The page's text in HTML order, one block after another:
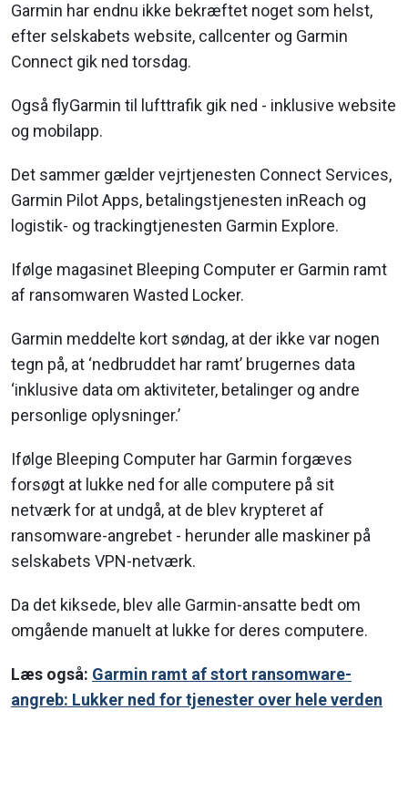
Garmin har endnu ikke bekræftet noget som helst,
efter selskabets website, callcenter og Garmin
Connect gik ned torsdag.
Også flyGarmin til lufttrafik gik ned - inklusive website
og mobilapp.
Det sammer gælder vejrtjenesten Connect Services,
Garmin Pilot Apps, betalingstjenesten inReach og
logistik- og trackingtjenesten Garmin Explore.
Ifølge magasinet Bleeping Computer er Garmin ramt
af ransomwaren Wasted Locker.
Garmin meddelte kort søndag, at der ikke var nogen
tegn på, at ‘nedbruddet har ramt’ brugernes data
‘inklusive data om aktiviteter, betalinger og andre
personlige oplysninger.’
Ifølge Bleeping Computer har Garmin forgæves
forsøgt at lukke ned for alle computere på sit
netværk for at undgå, at de blev krypteret af
ransomware-angrebet - herunder alle maskiner på
selskabets VPN-netværk.
Da det kiksede, blev alle Garmin-ansatte bedt om
omgående manuelt at lukke for deres computere.
Læs også: Garmin ramt af stort ransomware-
angreb: Lukker ned for tjenester over hele verden